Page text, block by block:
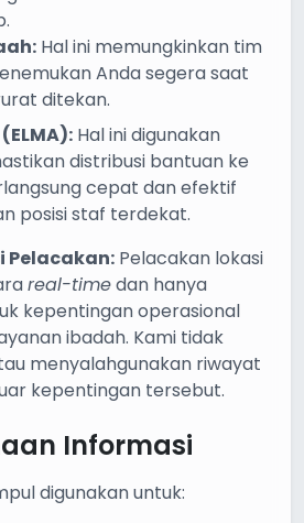
Hal ini memungkinkan tim
Anda segera saat
ditekan.
Hal ini digunakan
distribusi bantuan ke
cepat dan efektif
posisi staf terdekat.
Pelacakan: Pelacakan lokasi
real-timedan hanya
kepentingan operasional
ibadah. Kami tidak
menyalahgunakan riwayat
kepentingan tersebut.
Informasi
digunakan untuk: